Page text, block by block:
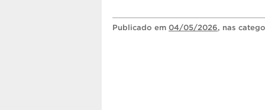
Publicado em 04/05/2026, nas